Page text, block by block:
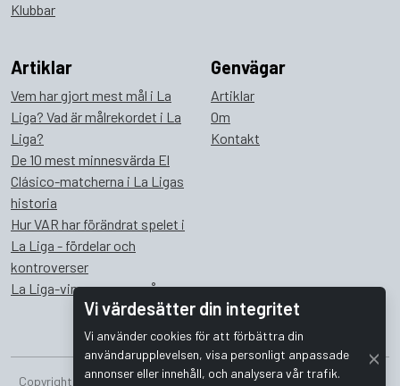
Vi värdesätter din integritet
Vi använder cookies för att förbättra din
användarupplevelsen, visa personligt anpassade
annonser eller innehåll, och analysera vår trafik.
Klubbar
Artiklar
Vem har gjort mest mål i La
Liga? Vad är målrekordet i La
Liga?
De 10 mest minnesvärda El
Clásico-matcherna i La Ligas
historia
Hur VAR har förändrat spelet i
La Liga - fördelar och
kontroverser
La Liga-vinnare genom åren
Genvägar
Artiklar
Om
Kontakt
Copyright © 2026 Bombus Interactive i Sverige AB. Alla rättigheter